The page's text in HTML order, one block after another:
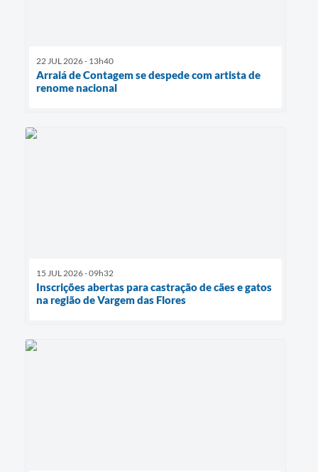
22 JUL 2026 - 13h40
Arraiá de Contagem se despede com artista de
renome nacional
15 JUL 2026 - 09h32
Inscrições abertas para castração de cães e gatos
na região de Vargem das Flores